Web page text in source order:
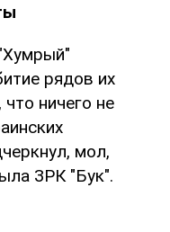
рядов их
ничего не
мол,
ЗРК "Бук".